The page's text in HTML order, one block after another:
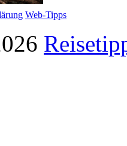
Web-Tipps